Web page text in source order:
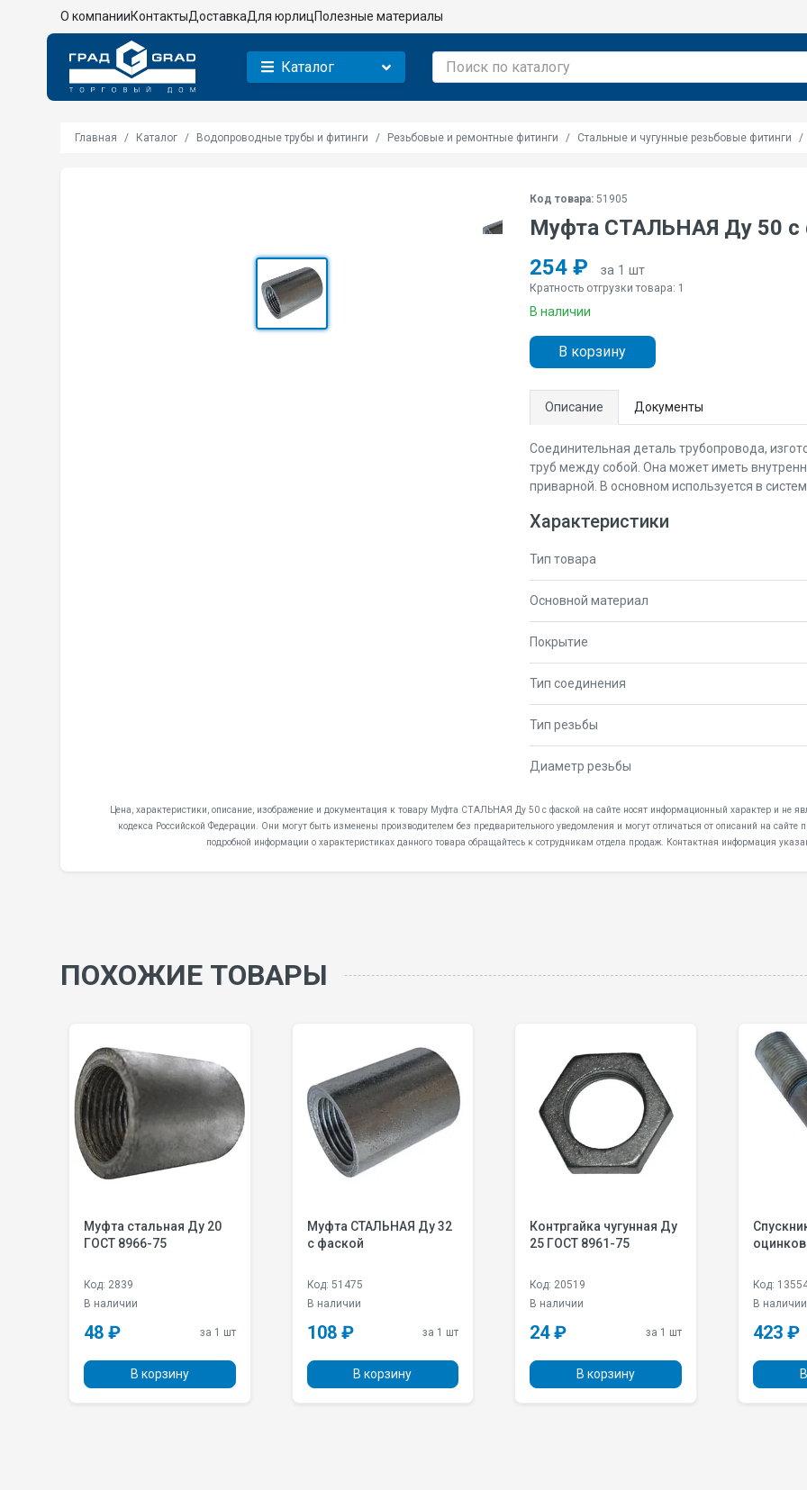
О компанииКонтактыДоставкаДля юрлицПолезные материалы
Каталог
Главная Каталог Водопроводные трубы и фитинги Резьбовые и ремонтные фитинги Стальные и чугунные резьбовые фитинги
Код товара:51905
Муфта СТАЛЬНАЯ Ду 50 с
254 ₽
за 1 шт
Кратность отгрузки товара: 1
В наличии
В корзину
Описание Документы
Соединительная деталь трубопровода,
труб между собой. Она может иметь
приварной. В основном используется в
Характеристики
Тип товара
Основной материал
Покрытие
Тип соединения
Тип резьбы
Диаметр резьбы
Цена, характеристики, описание, изображение и документация к товару Муфта СТАЛЬНАЯ Ду 50 с фаской на сайте носят информационный характер и не
кодекса Российской Федерации. Они могут быть изменены производителем без предварительного уведомления и могут отличаться от описаний на сайте
подробной информации о характеристиках данного товара обращайтесь к сотрудникам отдела продаж. Контактная информация
ПОХОЖИЕ ТОВАРЫ
Муфта стальная Ду 20
ГОСТ 8966-75
Код: 2839
В наличии
48 ₽ за 1 шт
В корзину
Муфта СТАЛЬНАЯ Ду 32
с фаской
Код: 51475
В наличии
108 ₽ за 1 шт
В корзину
Контргайка чугунная Ду
25 ГОСТ 8961-75
Код: 20519
В наличии
24 ₽ за 1 шт
В корзину
Код:
В наличии
423 ₽